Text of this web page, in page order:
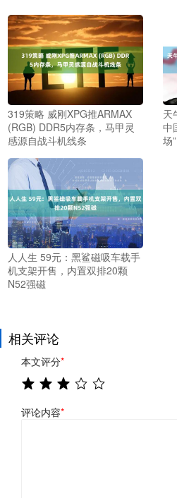
319策略 威刚XPG推ARMAX
(RGB) DDR5内存条，马甲灵
感源自战斗机线条
天
中
场
人人生 59元：黑鲨磁吸车载手
机支架开售，内置双排20颗
N52强磁
相关评论
本文评分*
评论内容*